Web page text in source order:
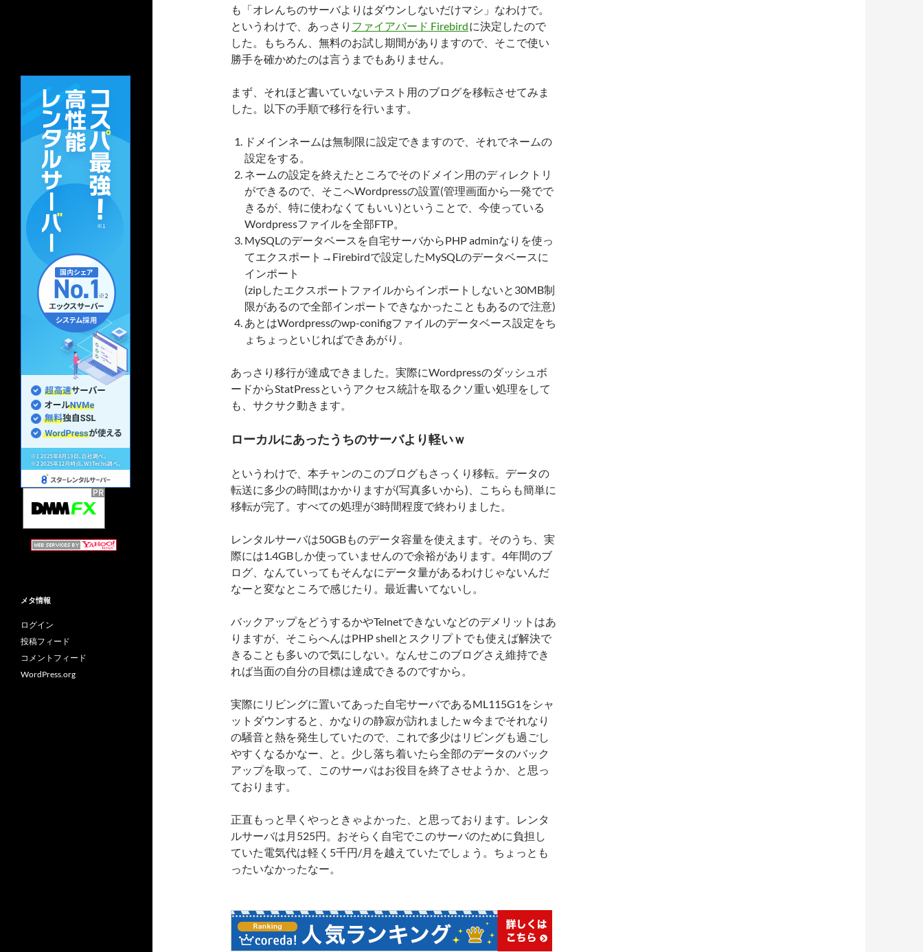
も「オレんちのサーバよりはダウンしないだけマシ」なわけで。
というわけで、あっさり ファイアバード Firebirdに決定したので
した。もちろん、無料のお試し期間がありますので、そこで使い
勝手を確かめたのは言うまでもありません。
まず、それほど書いていないテスト用のブログを移転させてみま
した。以下の手順で移行を行います。
ドメインネームは無制限に設定できますので、それでネームの
設定をする。
ネームの設定を終えたところでそのドメイン用のディレクトリ
ができるので、そこへWordpressの設置(管理画面から一発でで
きるが、特に使わなくてもいい)ということで、今使っている
Wordpressファイルを全部FTP。
MySQLのデータベースを自宅サーバからPHP adminなりを使っ
てエクスポート→Firebirdで設定したMySQLのデータベースに
インポート
(zipしたエクスポートファイルからインポートしないと30MB制
限があるので全部インポートできなかったこともあるので注意)
あとはWordpressのwp-conifigファイルのデータベース設定をち
ょちょっといじればできあがり。
あっさり移行が達成できました。実際にWordpressのダッシュボ
ードからStatPressというアクセス統計を取るクソ重い処理をして
も、サクサク動きます。
ローカルにあったうちのサーバより軽いｗ
というわけで、本チャンのこのブログもさっくり移転。データの
転送に多少の時間はかかりますが(写真多いから)、こちらも簡単に
移転が完了。すべての処理が3時間程度で終わりました。
レンタルサーバは50GBものデータ容量を使えます。そのうち、実
際には1.4GBしか使っていませんので余裕があります。4年間のブ
ログ、なんていってもそんなにデータ量があるわけじゃないんだ
なーと変なところで感じたり。最近書いてないし。
バックアップをどうするかやTelnetできないなどのデメリットはあ
りますが、そこらへんはPHP shellとスクリプトでも使えば解決で
きることも多いので気にしない。なんせこのブログさえ維持でき
れば当面の自分の目標は達成できるのですから。
実際にリビングに置いてあった自宅サーバであるML115G1をシャ
ットダウンすると、かなりの静寂が訪れましたｗ今までそれなり
の騒音と熱を発生していたので、これで多少はリビングも過ごし
やすくなるかなー、と。少し落ち着いたら全部のデータのバック
アップを取って、このサーバはお役目を終了させようか、と思っ
ております。
正直もっと早くやっときゃよかった、と思っております。レンタ
ルサーバは月525円。おそらく自宅でこのサーバのために負担し
ていた電気代は軽く5千円/月を越えていたでしょう。ちょっとも
ったいなかったなー。
メタ情報
ログイン
投稿フィード
コメントフィード
WordPress.org